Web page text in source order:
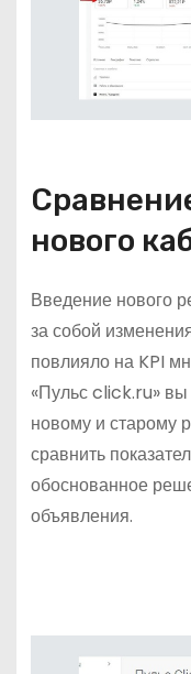
нового
Введение нового
за собой
повлияло на KPI
«Пульс click.ru» вы
новому и старому
сравнить
обоснованное
объявления.